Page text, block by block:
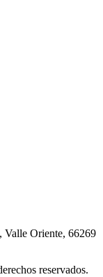
Valle Oriente, 66269
reservados.